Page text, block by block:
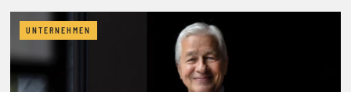
UNTERNEHMEN